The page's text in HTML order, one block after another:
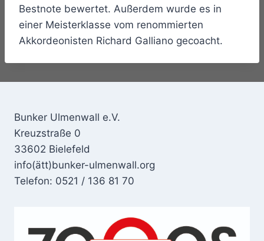
Bestnote bewertet. Außerdem wurde es in
einer Meisterklasse vom renommierten
Akkordeonisten Richard Galliano gecoacht.
Bunker Ulmenwall e.V.
Kreuzstraße 0
33602 Bielefeld
info(ätt)bunker-ulmenwall.org
Telefon: 0521 / 136 81 70